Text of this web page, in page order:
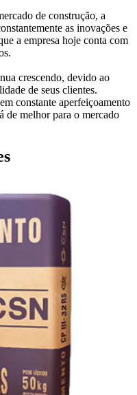
de construção, a
as inovações e
a empresa hoje conta com
crescendo, devido ao
de seus clientes.
constante aperfeiçoamento
de melhor para o mercado